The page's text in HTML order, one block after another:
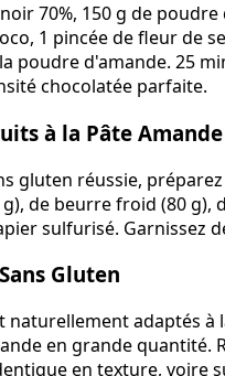
70%, 150 g de
1 pincée de fleur de
poudre d'amande. 25
chocolatée parfaite.
à la Pâte Amande
gluten réussie,
de beurre froid (80
sulfurisé. Garnissez
Gluten
naturellement adaptés
en grande quantité.
en texture, voire